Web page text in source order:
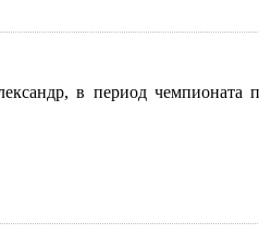
в период чемпионата